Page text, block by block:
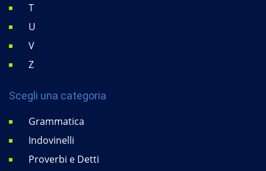
T
U
V
Z
Scegli una categoria
Grammatica
Indovinelli
Proverbi e Detti